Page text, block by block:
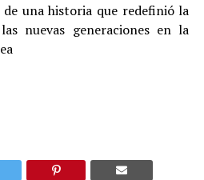
una historia que redefinió la
nuevas generaciones en la